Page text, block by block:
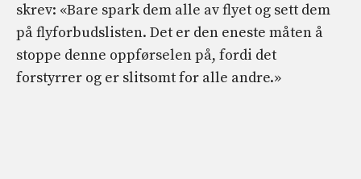
skrev: «Bare spark dem alle av flyet og sett dem
på flyforbudslisten. Det er den eneste måten å
stoppe denne oppførselen på, fordi det
forstyrrer og er slitsomt for alle andre.»